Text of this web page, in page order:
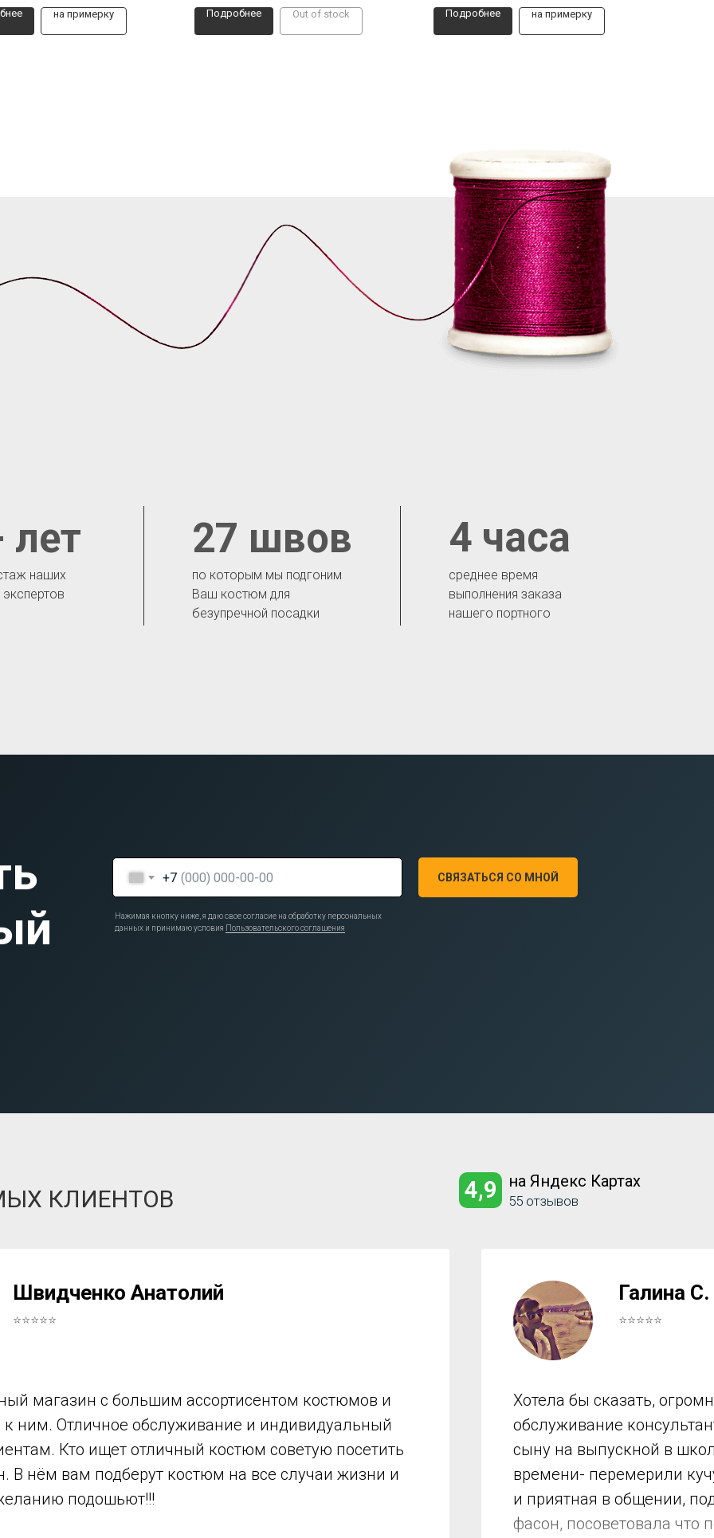
на примерку Подробнее Out of stock Подробнее на примерку
среднее время
выполнения заказа
нашего портного
4 часа
по которым мы подгоним
Ваш костюм для
безупречной посадки
27 швов
наших
лет
+7 СВЯЗАТЬСЯ СО МНОЙ
Нажимая кнопку ниже, я даю свое согласие на обработку персональных
данных и принимаю условия Пользовательского соглашения
55 отзывов
на Яндекс Картах
4,9
КЛИЕНТОВ
Швидченко Анатолий
⭐⭐⭐⭐⭐
магазин с большим ассортисентом костюмов и
к ним. Отличное обслуживание и индивидуальный
Кто ищет отличный костюм советую посетить
В нём вам подберут костюм на все случаи жизни и
подошьют!!!
Галина С.
⭐⭐⭐⭐⭐
Хотела бы сказать,
обслуживание
сыну на выпускной в
времени- перемерили
и приятная в общении,
фасон, посоветовала что